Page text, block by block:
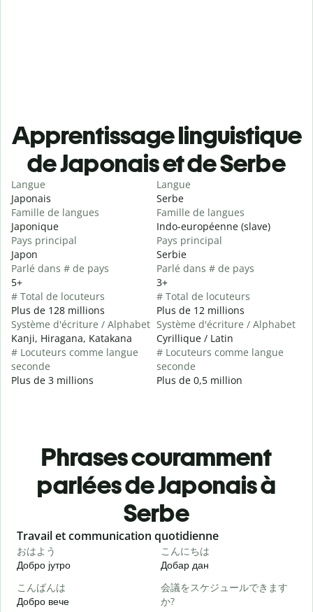
Apprentissage linguistique
de Japonais et de Serbe
Langue
Japonais
Famille de langues
Japonique
Pays principal
Japon
Parlé dans # de pays
5+
# Total de locuteurs
Plus de 128 millions
Système d'écriture / Alphabet
Kanji, Hiragana, Katakana
# Locuteurs comme langue
seconde
Plus de 3 millions
Langue
Serbe
Famille de langues
Indo-européenne (slave)
Pays principal
Serbie
Parlé dans # de pays
3+
# Total de locuteurs
Plus de 12 millions
Système d'écriture / Alphabet
Cyrillique / Latin
# Locuteurs comme langue
seconde
Plus de 0,5 million
Phrases couramment
parlées de Japonais à
Serbe
Slide 1 of 6
Travail et communication quotidienne
おはよう
Добро јутро
こんにちは
Добар дан
こんばんは
Добро вече
会議をスケジュールできます
か?